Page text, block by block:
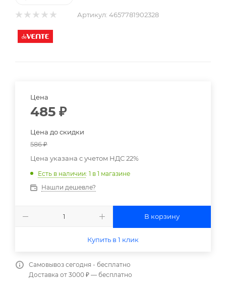
Артикул: 4657781902328
Цена
485 ₽
Цена до скидки
586₽
Цена указана с учетом НДС 22%
Есть в наличии: 1 в 1 магазине
Нашли дешевле?
В корзину
Купить в 1 клик
Самовывоз сегодня - бесплатно
Доставка от 3000 ₽ — бесплатно